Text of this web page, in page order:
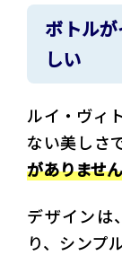
ボトル
しい
ルイ・ヴィ
ない美しさ
がありませ
デザインは
り、シンプ